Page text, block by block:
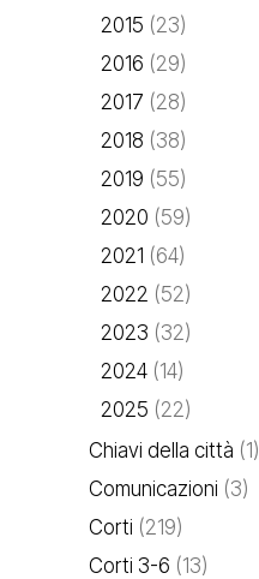
2015 (23)
2016 (29)
2017 (28)
2018 (38)
2019 (55)
2020 (59)
2021 (64)
2022 (52)
2023 (32)
2024 (14)
2025 (22)
Chiavi della città (1)
Comunicazioni (3)
Corti (219)
Corti 3-6 (13)